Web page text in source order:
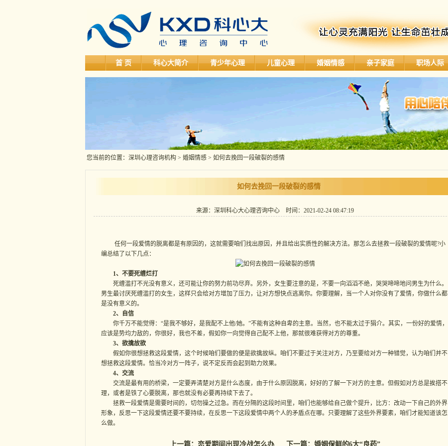
首 页 科心大简介 青少年心理 儿童心理 婚姻情感 亲子家庭 职场人际
您当前的位置： 深圳心理咨询机构> 婚姻情感> 如何去挽回一段破裂的感情
如何去挽回一段破裂的感情
来源：深圳科心大心理咨询中心 时间：2021-02-24 08:47:19
任何一段爱情的脱离都是有原因的，这就需要咱们找出原因，并且给出实质性的解决方法。那怎么去拯救一段破裂的爱情呢?小
编总结了以下几点：
1、不要死缠烂打
死缠滥打不光没有意义，还可能让你的努力前功尽弃。另外，女生要注意的是，不要一向滔滔不绝，哭哭啼啼地问男生为什么。
男生最讨厌死缠滥打的女生，这样只会给对方增加了压力，让对方想快点逃离你。你要理解，当一个人对你没有了爱情，你做什么都
是没有意义的。
2、自信
你千万不能觉得：“是我不够好，是我配不上他/她。”不能有这种自卑的主意。当然，也不能太过于狷介。其实，一份好的爱情，
应该是势均力敌的，你很好，我也不差，假如你一向觉得自己配不上他，那就很难获得对方的尊重。
3、欲擒故欲
假如你很想拯救这段爱情，这个时候咱们要做的便是欲擒故纵。咱们不要过于关注对方，乃至要给对方一种错觉，认为咱们并不
想拯救这段爱情。恰当冷对方一阵子，说不定反而会起到助力效果。
4、交流
交流是最有用的桥梁，一定要弄清楚对方是什么态度，由于什么原因脱离，好好的了解一下对方的主意。但假如对方总是挨搭不
理，或者是铁了心要脱离，那也就没有必要再持续下去了。
拯救一段爱情是需要时间的，切勿操之过急。而在分隔的这段时间里，咱们也能够给自己做个提升，比方：改动一下自己的外界
形象，反思一下这段爱情还要不要持续，在反思一下这段爱情中两个人的矛盾点在哪。只要理解了这些外界要素，咱们才能知道该怎
么做。
上一篇： 恋爱期间出现冷战怎么办 下一篇： 婚姻保鲜的6大“良药”